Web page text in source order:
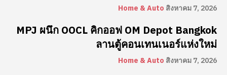
Home & Auto สิงหาคม 7, 2026
MPJ ผนึก OOCL คิกออฟ OM Depot Bangkok
ลานตู้คอนเทนเนอร์แห่งใหม่
Home & Auto สิงหาคม 7, 2026